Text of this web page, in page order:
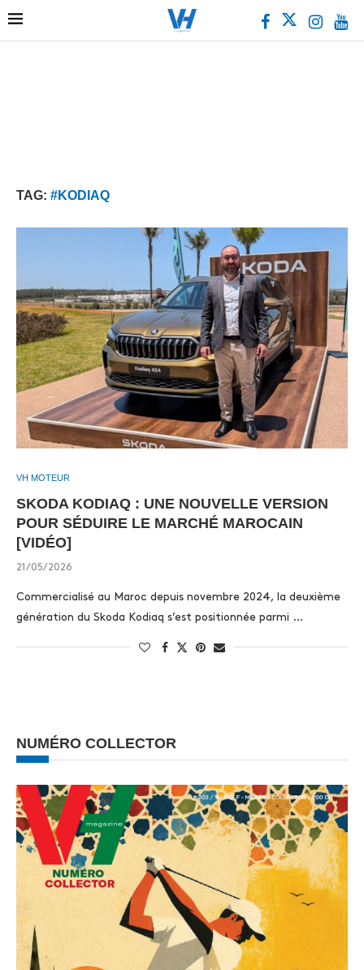
TAG: #KODIAQ
VH MOTEUR
SKODA KODIAQ : UNE NOUVELLE VERSION
POUR SÉDUIRE LE MARCHÉ MAROCAIN
[VIDÉO]
21/05/2026
Commercialisé au Maroc depuis novembre 2024, la deuxième
génération du Skoda Kodiaq s’est positionnée parmi …
NUMÉRO COLLECTOR